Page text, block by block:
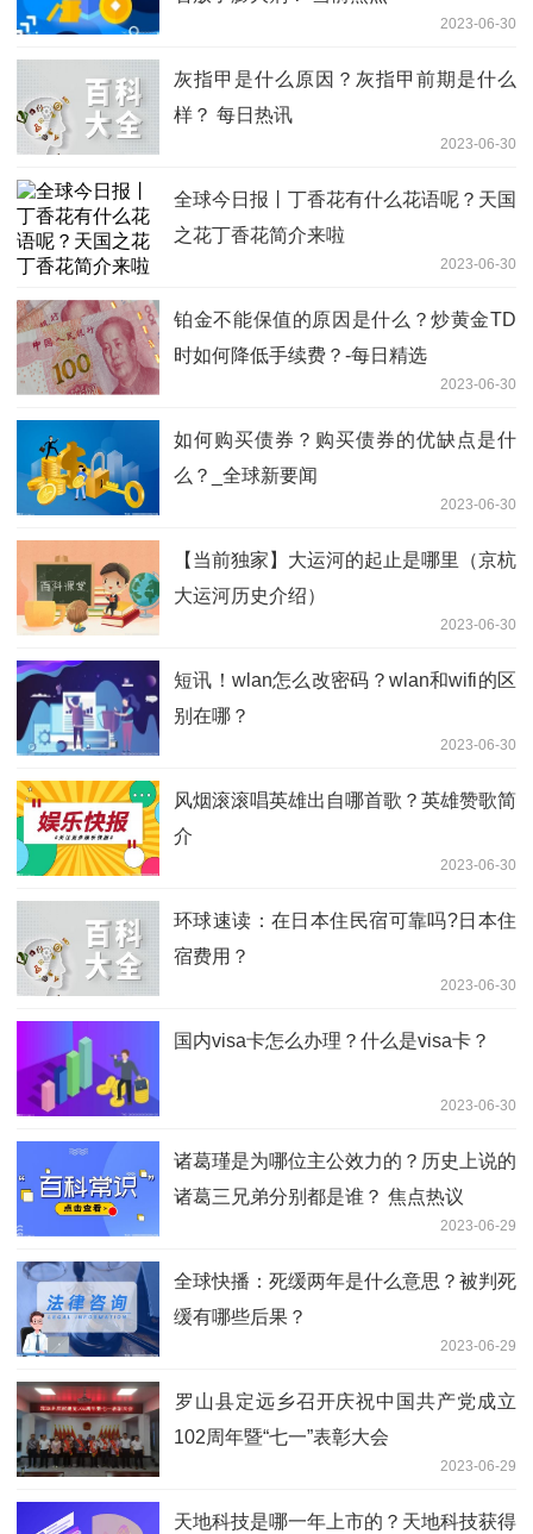
2023-06-30
灰指甲是什么原因？灰指甲前期是什么
样？ 每日热讯
2023-06-30
全球今日报丨丁香花有什么花语呢？天国
之花丁香花简介来啦
2023-06-30
铂金不能保值的原因是什么？炒黄金TD
时如何降低手续费？-每日精选
2023-06-30
如何购买债券？购买债券的优缺点是什
么？_全球新要闻
2023-06-30
【当前独家】大运河的起止是哪里（京杭
大运河历史介绍）
2023-06-30
短讯！wlan怎么改密码？wlan和wifi的区
别在哪？
2023-06-30
风烟滚滚唱英雄出自哪首歌？英雄赞歌简
介
2023-06-30
环球速读：在日本住民宿可靠吗?日本住
宿费用？
2023-06-30
国内visa卡怎么办理？什么是visa卡？
2023-06-30
诸葛瑾是为哪位主公效力的？历史上说的
诸葛三兄弟分别都是谁？ 焦点热议
2023-06-29
全球快播：死缓两年是什么意思？被判死
缓有哪些后果？
2023-06-29
​罗山县定远乡召开庆祝中国共产党成立
102周年暨“七一”表彰大会
2023-06-29
天地科技是哪一年上市的？天地科技获得